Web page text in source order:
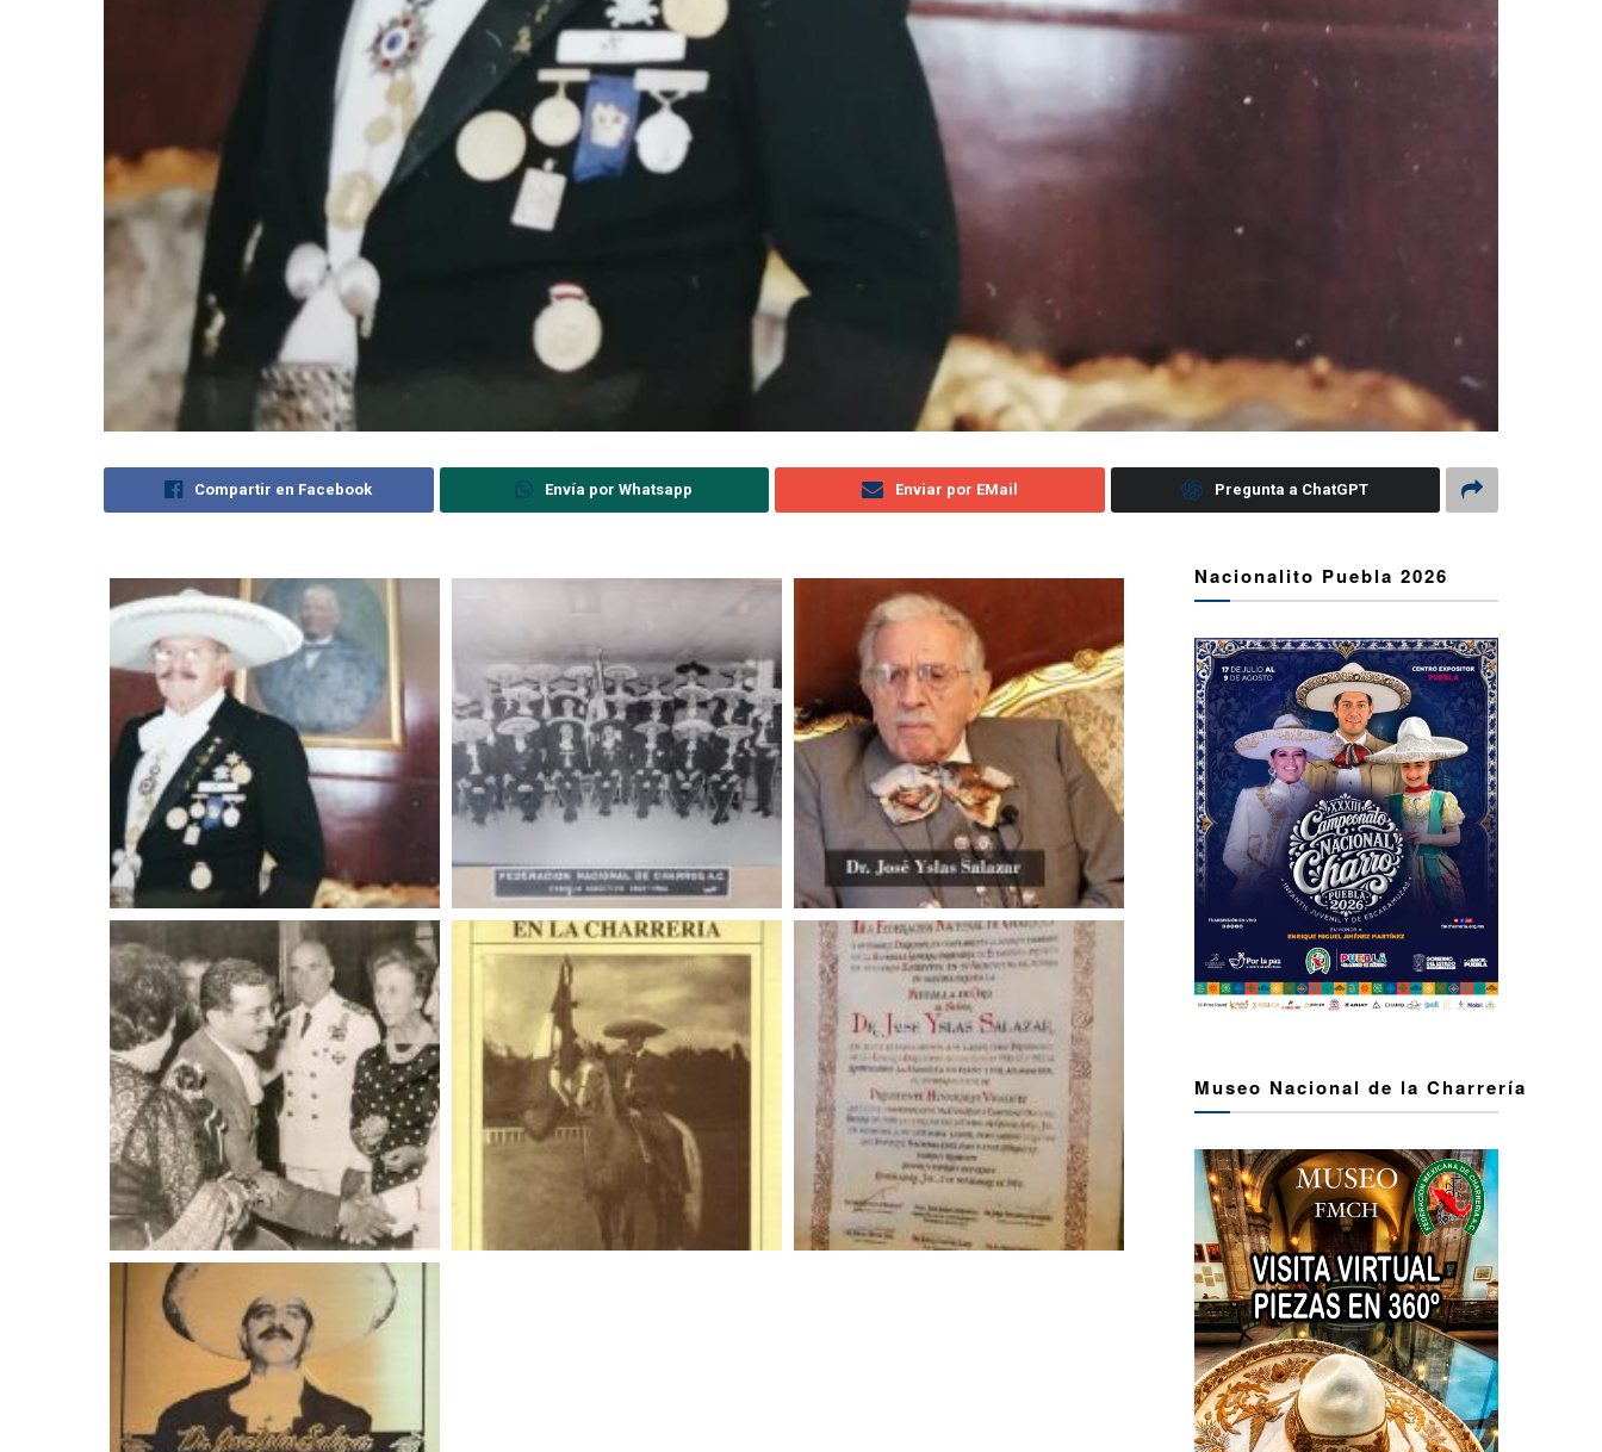
Compartir en Facebook Envía por Whatsapp Enviar por EMail Pregunta a ChatGPT
Nacionalito Puebla 2026
Museo Nacional de la Charrería